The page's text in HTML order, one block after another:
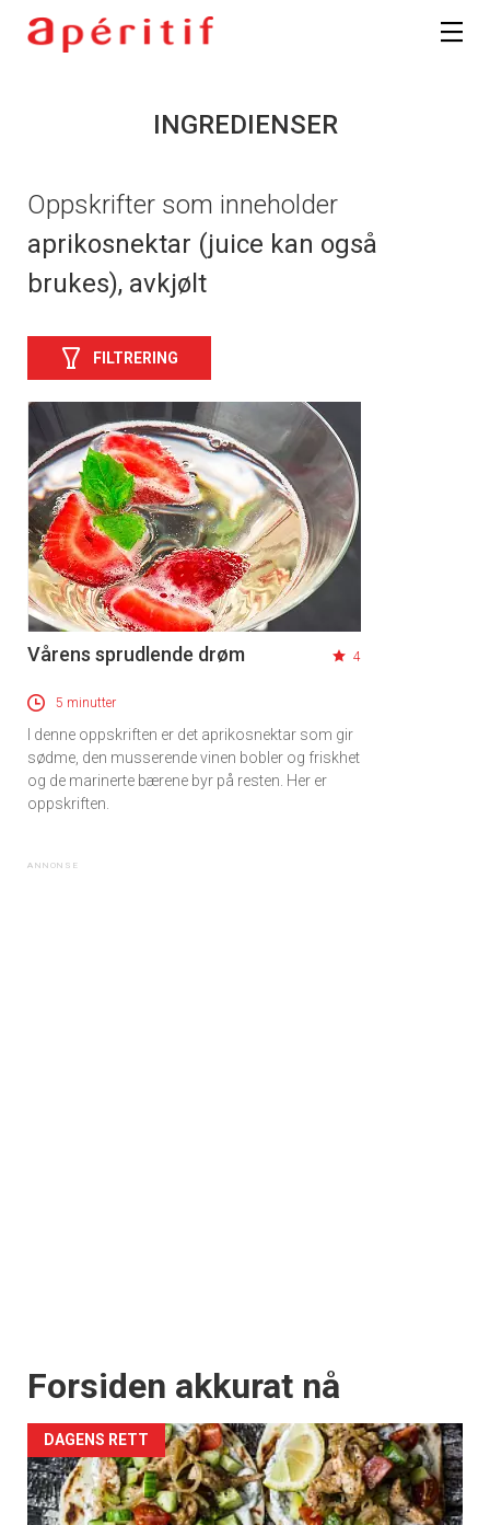
INGREDIENSER
Oppskrifter som inneholder
aprikosnektar (juice kan også
brukes), avkjølt
FILTRERING
Vårens sprudlende drøm 4
5 minutter
I denne oppskriften er det aprikosnektar som gir
sødme, den musserende vinen bobler og friskhet
og de marinerte bærene byr på resten. Her er
oppskriften.
Forsiden akkurat nå
DAGENS RETT